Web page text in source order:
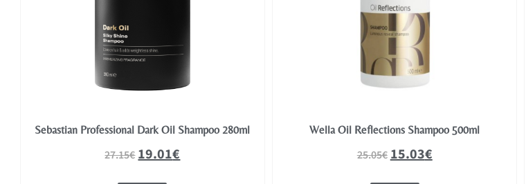
Sebastian Professional Dark Oil Shampoo 280ml
27.15€19.01€
Wella Oil Reflections Shampoo 500ml
25.05€15.03€